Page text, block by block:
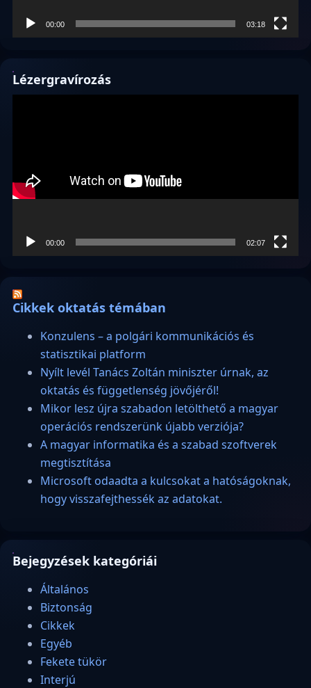
00:00 03:18
Lézergravírozás
00:00 02:07
Cikkek oktatás témában
Konzulens – a polgári kommunikációs és
statisztikai platform
Nyílt levél Tanács Zoltán miniszter úrnak, az
oktatás és függetlenség jövőjéről!
Mikor lesz újra szabadon letölthető a magyar
operációs rendszerünk újabb verziója?
A magyar informatika és a szabad szoftverek
megtisztítása
Microsoft odaadta a kulcsokat a hatóságoknak,
hogy visszafejthessék az adatokat.
Bejegyzések kategóriái
Általános
Biztonság
Cikkek
Egyéb
Fekete tükör
Interjú